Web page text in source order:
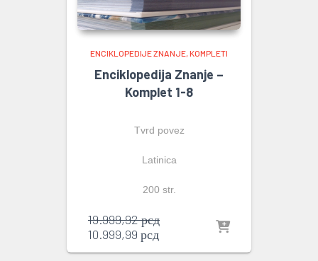
ENCIKLOPEDIJE ZNANJE KOMPLETI
Enciklopedija Znanje –
Komplet 1-8
Tvrd povez
Latinica
200 str.
19.999,92рсдOriginalna
10.999,99 рсдTrenutna